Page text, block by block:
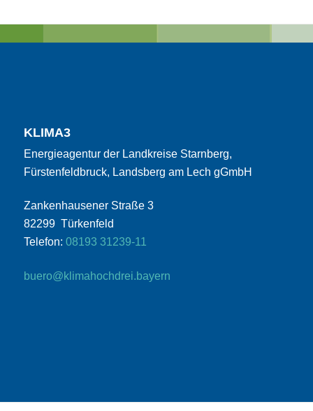
KLIMA3
Energieagentur der Landkreise Starnberg,
Fürstenfeldbruck, Landsberg am Lech gGmbH
Zankenhausener Straße 3
82299 Türkenfeld
Telefon: 08193 31239-11
buero@klimahochdrei.bayern